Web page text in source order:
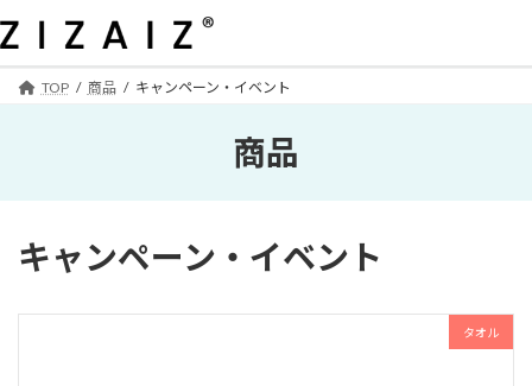
ン
ビ
TOP 商品 キャンペーン・イベント
商品
キャンペーン・イベント
タオル